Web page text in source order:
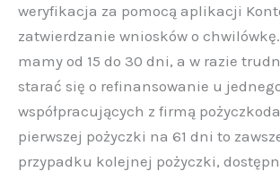
weryfikacja za pomocą aplikacji
zatwierdzanie wniosków o
mamy od 15 do 30 dni, a w razie
starać się o refinansowanie u
współpracujących z firmą
pierwszej pożyczki na 61 dni to
przypadku kolejnej pożyczki,